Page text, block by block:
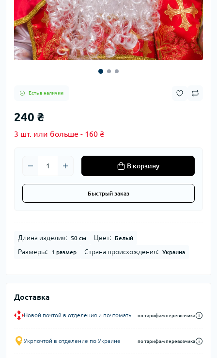
Есть в наличии
240 ₴
3 шт. или больше - 160 ₴
В корзину
Быстрый заказ
Длина изделия: 50 см Цвет: Белый
Размеры: 1 размер Страна происхождения: Украина
Доставка
Новой почтой в отделения и почтоматы по тарифам перевозчика
Укрпочтой в отделение по Украине по тарифам перевозчика